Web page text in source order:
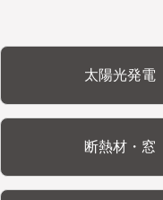
太陽光発電
断熱材・窓